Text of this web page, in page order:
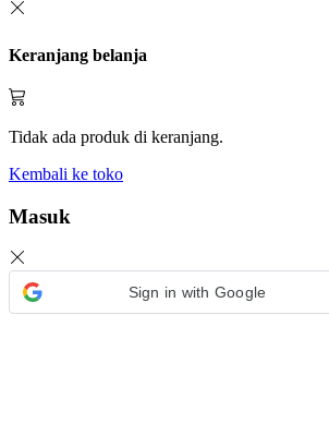
Keranjang belanja
Tidak ada produk di keranjang.
Kembali ke toko
Masuk
Sign in with Google